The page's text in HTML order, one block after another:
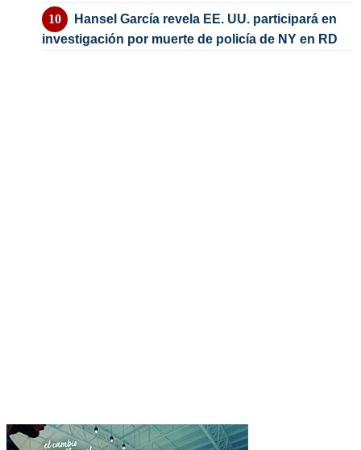
Hansel García revela EE. UU. participará en
investigación por muerte de policía de NY en RD